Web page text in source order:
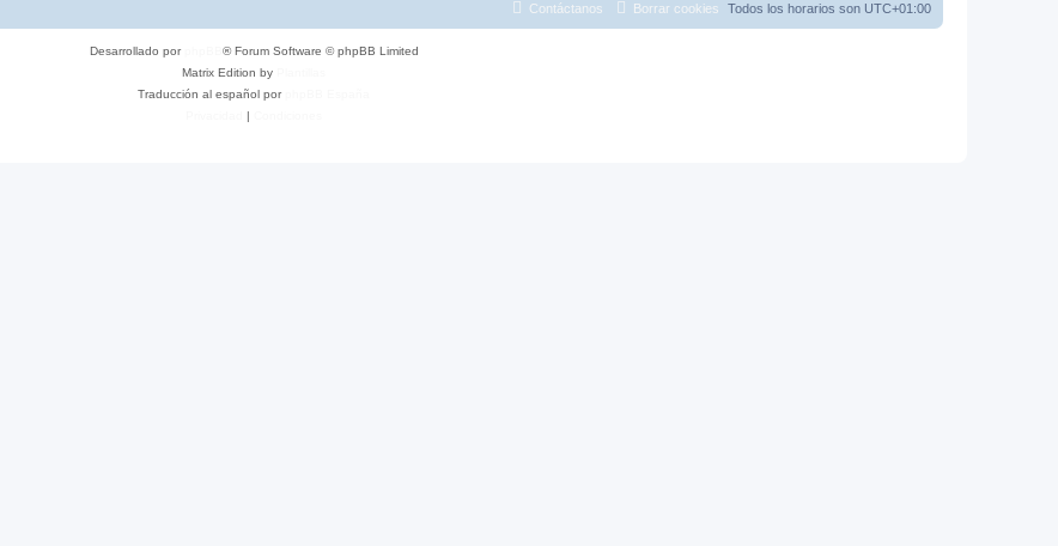
Todos los horarios son UTC+01:00
Borrar cookies
Contáctanos
Desarrollado por
® Forum Software © phpBB Limited
Matrix Edition by
Traducción al español por
|